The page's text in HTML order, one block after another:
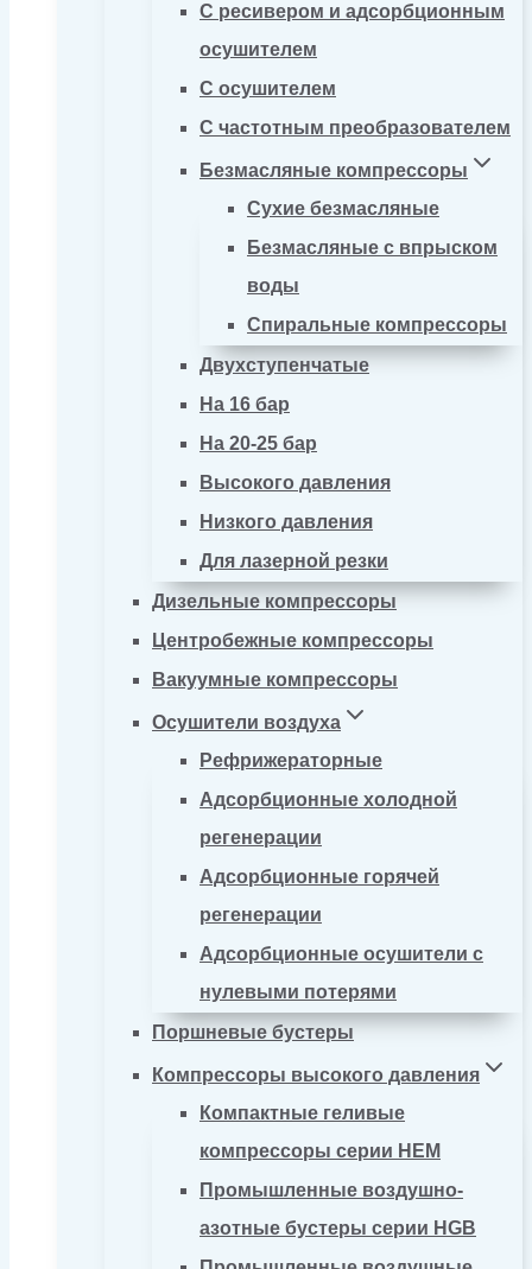
С ресивером и адсорбционным
осушителем
С осушителем
С частотным преобразователем
Безмасляные компрессоры
Сухие безмасляные
Безмасляные с впрыском
воды
Спиральные компрессоры
Двухступенчатые
На 16 бар
На 20-25 бар
Высокого давления
Низкого давления
Для лазерной резки
Дизельные компрессоры
Центробежные компрессоры
Вакуумные компрессоры
Осушители воздуха
Рефрижераторные
Адсорбционные холодной
регенерации
Адсорбционные горячей
регенерации
Адсорбционные осушители с
нулевыми потерями
Поршневые бустеры
Компрессоры высокого давления
Компактные геливые
компрессоры серии HEM
Промышленные воздушно-
азотные бустеры серии HGB